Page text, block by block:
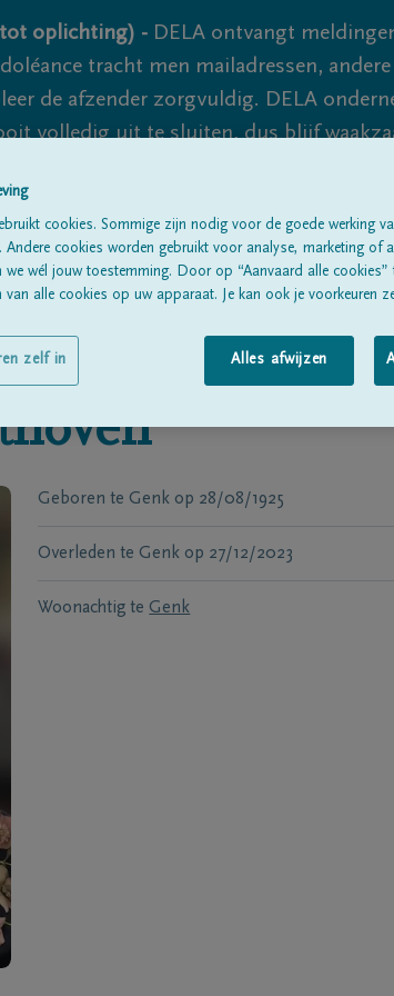
oplichting) - DELA ontvangt
tracht men mailadressen,
de afzender zorgvuldig. DELA
volledig uit te sluiten, dus blijf
Alle rouwberichten
Geboren te Genk op 28/08/1925
Overleden te Genk op 27/12/2023
Woonachtig te Genk
cookies. Sommige zijn nodig voor de goede werking
Andere cookies worden gebruikt voor analyse, marketing of
we wél jouw toestemming. Door op “Aanvaard alle cookies”
alle cookies op uw apparaat. Je kan ook je voorkeuren
Alles afwijzen
zelf in